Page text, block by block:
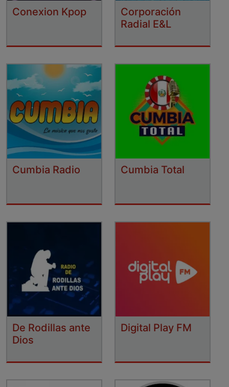
Conexion Kpop
Corporación
Radial E&L
Cumbia Radio Cumbia Total
De Rodillas ante
Dios
Digital Play FM